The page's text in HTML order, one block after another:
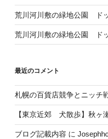
荒川河川敷の緑地公園 ド
荒川河川敷の緑地公園 ド
最近のコメント
札幌の百貨店競争とニッチ
【東京近郊 犬散歩】秋ヶ
ブログ記載内容 に